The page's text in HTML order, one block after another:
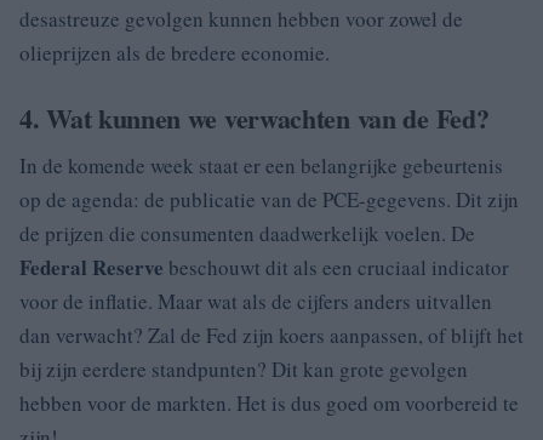
desastreuze gevolgen kunnen hebben voor zowel de
olieprijzen als de bredere economie.
4. Wat kunnen we verwachten van de Fed?
In de komende week staat er een belangrijke gebeurtenis
op de agenda: de publicatie van de PCE-gegevens. Dit zijn
de prijzen die consumenten daadwerkelijk voelen. De
Federal Reserve beschouwt dit als een cruciaal indicator
voor de inflatie. Maar wat als de cijfers anders uitvallen
dan verwacht? Zal de Fed zijn koers aanpassen, of blijft het
bij zijn eerdere standpunten? Dit kan grote gevolgen
hebben voor de markten. Het is dus goed om voorbereid te